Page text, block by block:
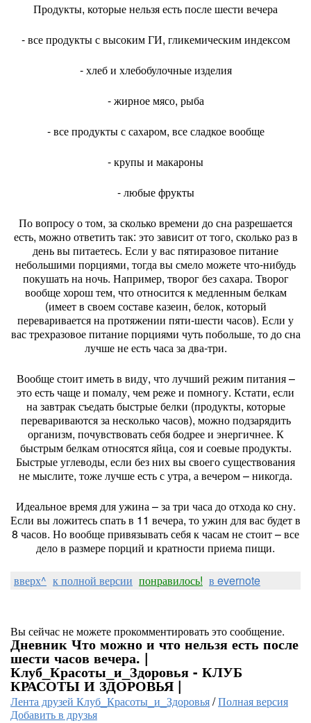
Продукты, которые нельзя есть после шести вечера
- все продукты с высоким ГИ, гликемическим индексом
- хлеб и хлебобулочные изделия
- жирное мясо, рыба
- все продукты с сахаром, все сладкое вообще
- крупы и макароны
- любые фрукты
По вопросу о том, за сколько времени до сна разрешается
есть, можно ответить так: это зависит от того, сколько раз в
день вы питаетесь. Если у вас пятиразовое питание
небольшими порциями, тогда вы смело можете что-нибудь
покушать на ночь. Например, творог без сахара. Творог
вообще хорош тем, что относится к медленным белкам
(имеет в своем составе казеин, белок, который
переваривается на протяжении пяти-шести часов). Если у
вас трехразовое питание порциями чуть побольше, то до сна
лучше не есть часа за два-три.
Вообще стоит иметь в виду, что лучший режим питания –
это есть чаще и помалу, чем реже и помногу. Кстати, если
на завтрак съедать быстрые белки (продукты, которые
перевариваются за несколько часов), можно подзарядить
организм, почувствовать себя бодрее и энергичнее. К
быстрым белкам относятся яйца, соя и соевые продукты.
Быстрые углеводы, если без них вы своего существования
не мыслите, тоже лучше есть с утра, а вечером – никогда.
Идеальное время для ужина – за три часа до отхода ко сну.
Если вы ложитесь спать в 11 вечера, то ужин для вас будет в
8 часов. Но вообще привязывать себя к часам не стоит – все
дело в размере порций и кратности приема пищи.
вверх^ к полной версии понравилось! в evernote
Вы сейчас не можете прокомментировать это сообщение.
Дневник Что можно и что нельзя есть после
шести часов вечера. |
Клуб_Красоты_и_Здоровья - КЛУБ
КРАСОТЫ И ЗДОРОВЬЯ |
Лента друзей Клуб_Красоты_и_Здоровья/Полная версия
Добавить в друзья